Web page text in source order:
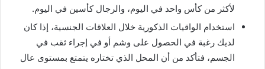
لأكثر من كأس واحد في اليوم، والرجال كأسين في اليوم.
استخدام الواقيات الذكورية خلال العلاقات الجنسية، إذا كان
لديك رغبة في الحصول على وشم أو في إجراء ثقب في
الجسم، فتأكد من أن المحل الذي تختاره يتمتع بمستوى عال